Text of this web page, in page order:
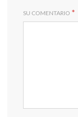
SU COMENTARIO *